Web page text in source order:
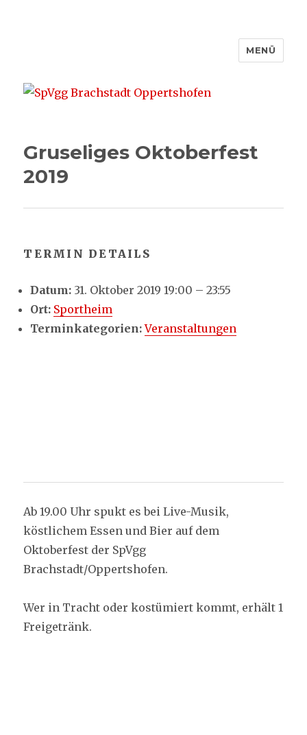
SpVgg Brachstadt Oppertshofen
MENÜ
Gruseliges Oktoberfest
2019
TERMIN DETAILS
Datum: 31. Oktober 2019 19:00 –23:55
Ort: Sportheim
Terminkategorien: Veranstaltungen
Ab 19.00 Uhr spukt es bei Live-Musik,
köstlichem Essen und Bier auf dem
Oktoberfest der SpVgg
Brachstadt/Oppertshofen.
Wer in Tracht oder kostümiert kommt, erhält 1
Freigetränk.